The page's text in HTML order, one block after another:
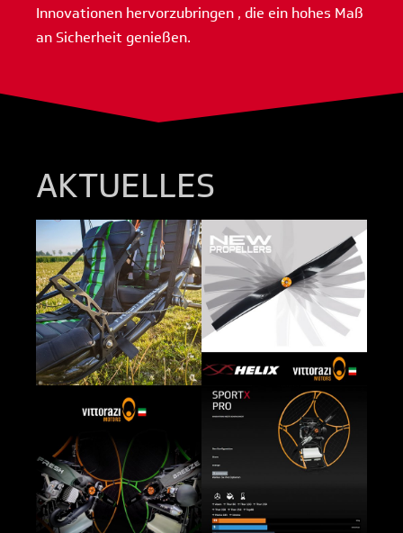
Innovationen hervorzubringen , die ein hohes Maß
an Sicherheit genießen.
AKTUELLES